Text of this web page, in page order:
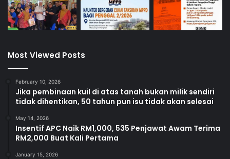
Most Viewed Posts
February 10, 2026
Jika pembinaan kuil di atas tanah bukan milik sendiri
tidak dihentikan, 50 tahun pun isu tidak akan selesai
May 14, 2026
Insentif APC Naik RM1,000, 535 Penjawat Awam Terima
RM2,000 Buat Kali Pertama
January 15, 2026